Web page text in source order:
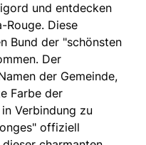
und entdecken
Rouge. Diese
Bund der "schönsten
Der
der Gemeinde,
Farbe der
Verbindung zu
offiziell